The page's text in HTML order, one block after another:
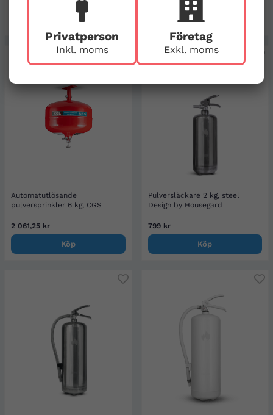
Privatperson
Inkl. moms
Företag
Exkl. moms
Köp
Automatutlösande
pulversprinkler 6 kg, CGS
2 061,25 kr
Köp
Pulversläckare 2 kg, steel
Design by Housegard
799 kr
Köp